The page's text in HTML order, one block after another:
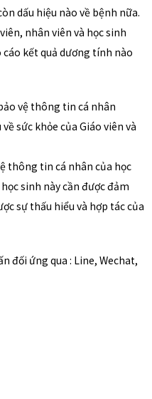
dấu hiệu nào về bệnh nữa.
nhân viên và học sinh
kết quả dương tính nào
vệ thông tin cá nhân
sức khỏe của Giáo viên và
thông tin cá nhân của học
sinh này cần được đảm
sự thấu hiểu và hợp tác của
đối ứng qua : Line, Wechat,